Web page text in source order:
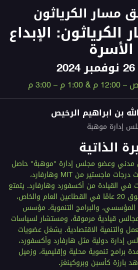
مسار الكرياثون
الكرياثون: الإبداع
بن ابراهيم الرخيص
إدارة موهبة
الذاتية
وعضو مجلس إدارة "موهبة" حاصل
على ثلاث درجات ماجستير من MIT وهارفارد،
في القيادة من أكسفورد وهارفارد. يتمتع
بخبرة تفوق 20 عامًا في القطاعين العام والخاص،
المؤسسي، والبرامج التنموية. مؤسس
قيادية مرموقة، ومستشار لسياسات
والتنمية الاقتصادية. يشغل عضويات
إدارة دولية مثل هارفارد وأكسفورد،
برامج تنموية محلية وإقليمية، وزميل
بارزة كأسبن وبروكينغز.